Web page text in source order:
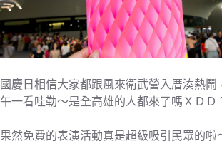
國慶日相信大家都跟風來衛武營入厝湊熱鬧
午一看哇勒～是全高雄的人都來了嗎ＸＤＤ
果然免費的表演活動真是超級吸引民眾的啦